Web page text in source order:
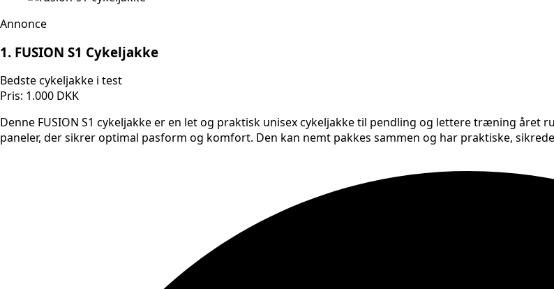
Annonce
1. FUSION S1 Cykeljakke
Bedste cykeljakke i test
Pris: 1.000 DKK
Denne FUSION S1 cykeljakke er en let og praktisk unisex cykeljakke til pendling og lettere træning året
paneler, der sikrer optimal pasform og komfort. Den kan nemt pakkes sammen og har praktiske,